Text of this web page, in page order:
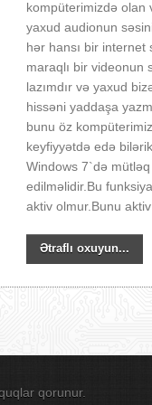
kompüterimizdə olan
yaxud audionun
hər hansı bir internet
maraqlı bir videonun
lazımdır və yaxud
hissəni yaddaşa
bunu öz
keyfiyyətdə edə
Windows 7`də
edilməlidir.Bu
aktiv olmur.Bunu aktiv
Ətraflı oxuyun...
qorunur.